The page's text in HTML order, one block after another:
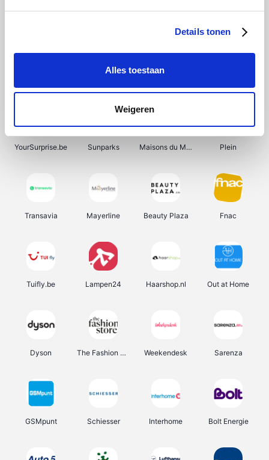
Details tonen
Alles toestaan
Weigeren
Shein Get Your Guide Bergfreunde Pazzox
YourSurprise.be Sunparks Maisons du Monde Plein
Transavia Mayerline Beauty Plaza Fnac
Tuifly.be Lampen24 Haarshop.nl Out at Home
Dyson The Fashion Store Weekendesk Sarenza
GSMpunt Schiesser Interhome Bolt Energie